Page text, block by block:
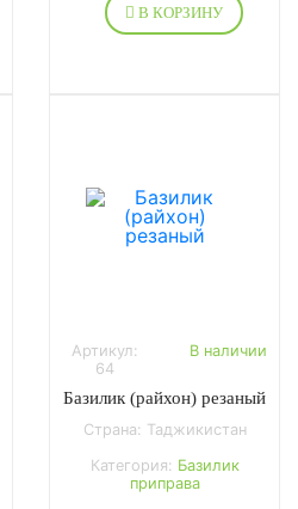
В КОРЗИНУ
Артикул:
64
В наличии
Базилик (райхон) резаный
Страна: Таджикистан
Категория: Базилик
приправа